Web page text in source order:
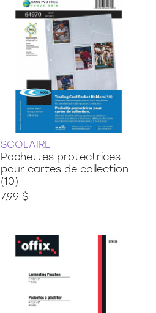
SCOLAIRE
Pochettes protectrices
pour cartes de collection
(10)
7.99 $